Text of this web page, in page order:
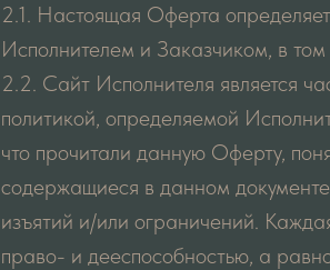
2.1. Настоящая Оферта
Исполнителем и Заказчиком, в
2.2. Сайт Исполнителя является
политикой, определяемой
что прочитали данную Оферту,
содержащиеся в данном
изъятий и/или ограничений.
право- и дееспособностью, а